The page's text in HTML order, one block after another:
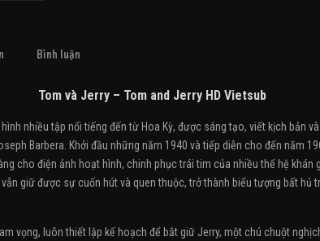
Bình luận
Tom và Jerry – Tom and Jerry HD Vietsub
nhiều tập nổi tiếng đến từ Hoa Kỳ, được sáng tạo, viết kịch bản
Barbera. Khởi đầu những năm 1940 và tiếp diễn cho đến năm
cho điện ảnh hoạt hình, chinh phục trái tim của nhiều thế hệ khán
giữ được sự cuốn hút và quen thuộc, trở thành biểu tượng bất hủ
vọng, luôn thiết lập kế hoạch để bắt giữ Jerry, một chú chuột